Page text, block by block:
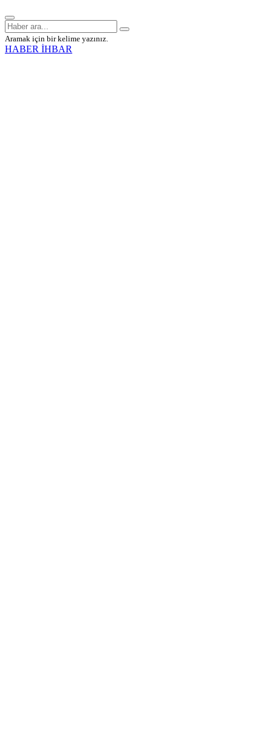
Aramak için bir kelime yazınız.
HABER İHBAR